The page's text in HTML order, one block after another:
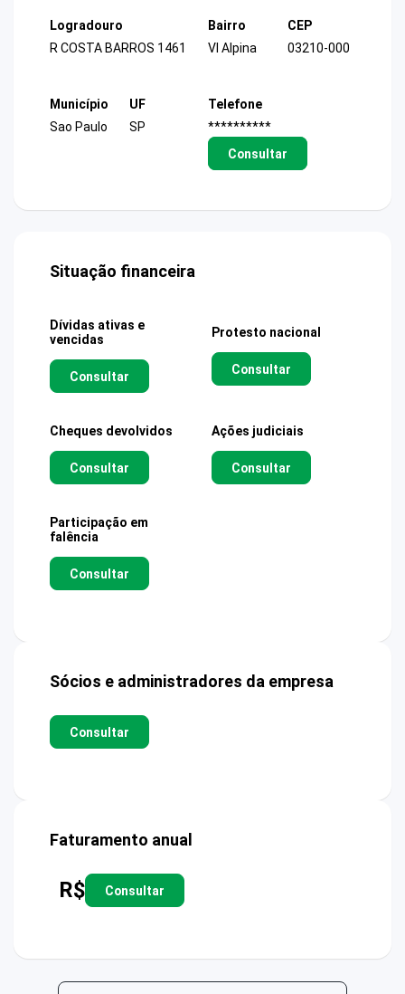
Logradouro
R COSTA BARROS 1461
Bairro
Vl Alpina
CEP
03210-000
Município
Sao Paulo
UF
SP
Telefone
**********
Consultar
Situação financeira
Dívidas ativas e
vencidas
Consultar
Protesto nacional
Consultar
Cheques devolvidos
Consultar
Ações judiciais
Consultar
Participação em
falência
Consultar
Sócios e administradores da empresa
Consultar
Faturamento anual
R$ Consultar